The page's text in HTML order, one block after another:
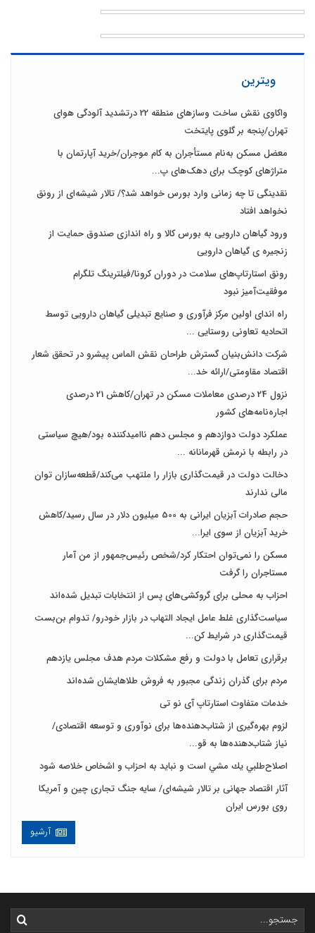
ویترین
واکاوی نقش ساخت وسازهای منطقه 22 درتشدید آلودگی هوای
تهران/پنجه بر گلوی پایتخت
معضل مسکن به‌نام مستأجران به کام موجران/خرید آپارتمان با
متراژهای کوچک برای دهک‌های پ...
نقدینگی تا چه زمانی وارد بورس خواهد شد؟/ تالار شیشه‌ای از رونق
نخواهد افتاد
ورود گیاهان دارویی به بورس کالا و راه اندازی صندوق حمایت از
زنجیره ی گیاهان دارویی
رونق استارتاپ‌های سلامت در دوران کرونا/فیلترینگ تلگرام
موفقیت‌آمیز نبود
راه اندای اولین مرکز فرآوری و صنایع تبدیلی گیاهان دارویی توسط
اتحادیه تعاونی روستایی ...
شرکت دانش‌بنیان گسترش طراحان‌‌ ‌نقش‌ الماس پیشرو در تحقق شعار
اقتصاد مقاومتی/ارائه خد...
نزول 24 درصدی معاملات مسکن در تهران/کاهش 21 درصدی
اجاره‌نامه‌های کشور
عملکرد دولت دوازدهم و مجلس دهم ناامیدکننده بود/هیچ سیاستی
در رابطه با نرمش قهرمانانه ...
دخالت دولت در قیمت‌گذاری بازار را ملتهب می‌کند/قطعه‌سازان توان
مالی ندارند
حجم صادرات آبزیان ایرانی به 500 میلیون دلار در سال رسید/کاهش
خرید آبزیان از سوی ایرا...
مسکن را نمی‌توان احتکار کرد/شخص رئیس‌جمهور از من آمار
مستاجران را گرفت
احزاب به محلی برای گروکشی‌های پس از انتخابات تبدیل شده‌اند
سیاست‌گذاری غلط عامل ایجاد التهاب در بازار خودرو/ تدوام بن‌بست
قیمت‌گذاری در شرایط کن...
برقراری تعامل با دولت و رفع مشکلات مردم هدف مجلس‌ یازدهم
مردم برای گذران زندگی مجبور به فروش طلاهایشان شده‌اند
خدمات متفاوت استارتاپ آی نو تی
لزوم بهره‌گیری از شتاب‌دهنده‌ها برای نوآوری و توسعه اقتصادی/
نیاز شتاب‌دهنده‌ها به قو...
اصلاح‌طلبي يك مشي است و نبايد به احزاب و اشخاص خلاصه شود
آثار اقتصاد جهانی بر تالار شیشه‌ای/ سایه جنگ تجاری چین و آمریکا
روی بورس ایران
آرشیو